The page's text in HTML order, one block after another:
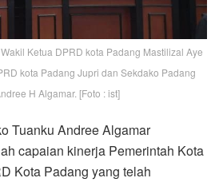
Ketua DPRD kota Padang Mastilizal Aye
kota Padang Jupri dan Sekdako Padang
H Algamar. [Foto : ist]
Tuanku Andree Algamar
capaian kinerja Pemerintah Kota
Kota Padang yang telah